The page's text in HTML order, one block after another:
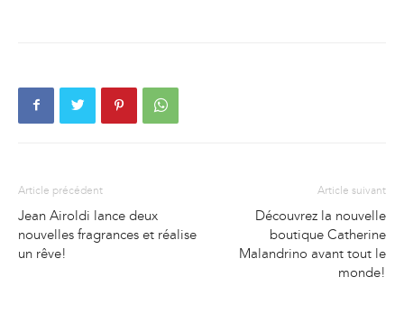
Article précédent
Jean Airoldi lance deux
nouvelles fragrances et réalise
un rêve!
Article suivant
Découvrez la nouvelle
boutique Catherine
Malandrino avant tout le
monde!